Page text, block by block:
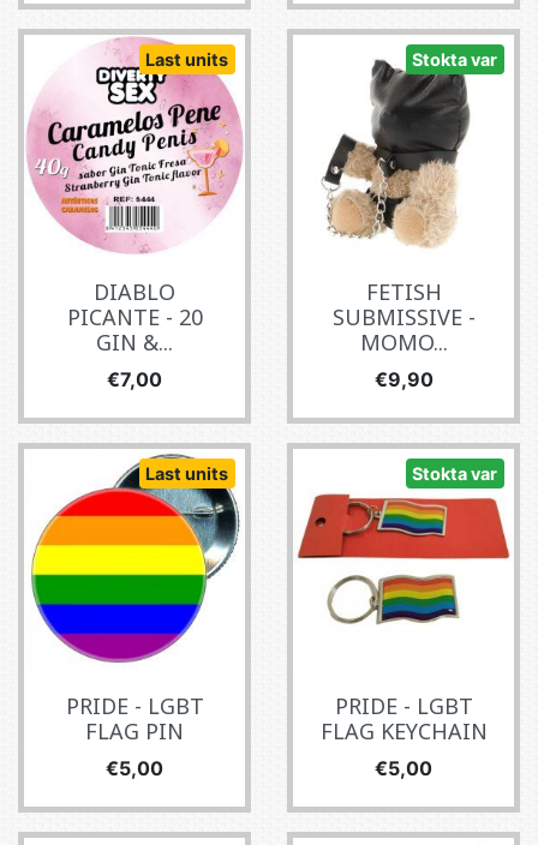
Last units
DIABLO
PICANTE - 20
GIN &...
Fiyat
€7,00
Stokta var
FETISH
SUBMISSIVE -
MOMO...
Fiyat
€9,90
Last units
PRIDE - LGBT
FLAG PIN
Fiyat
€5,00
Stokta var
PRIDE - LGBT
FLAG KEYCHAIN
Fiyat
€5,00